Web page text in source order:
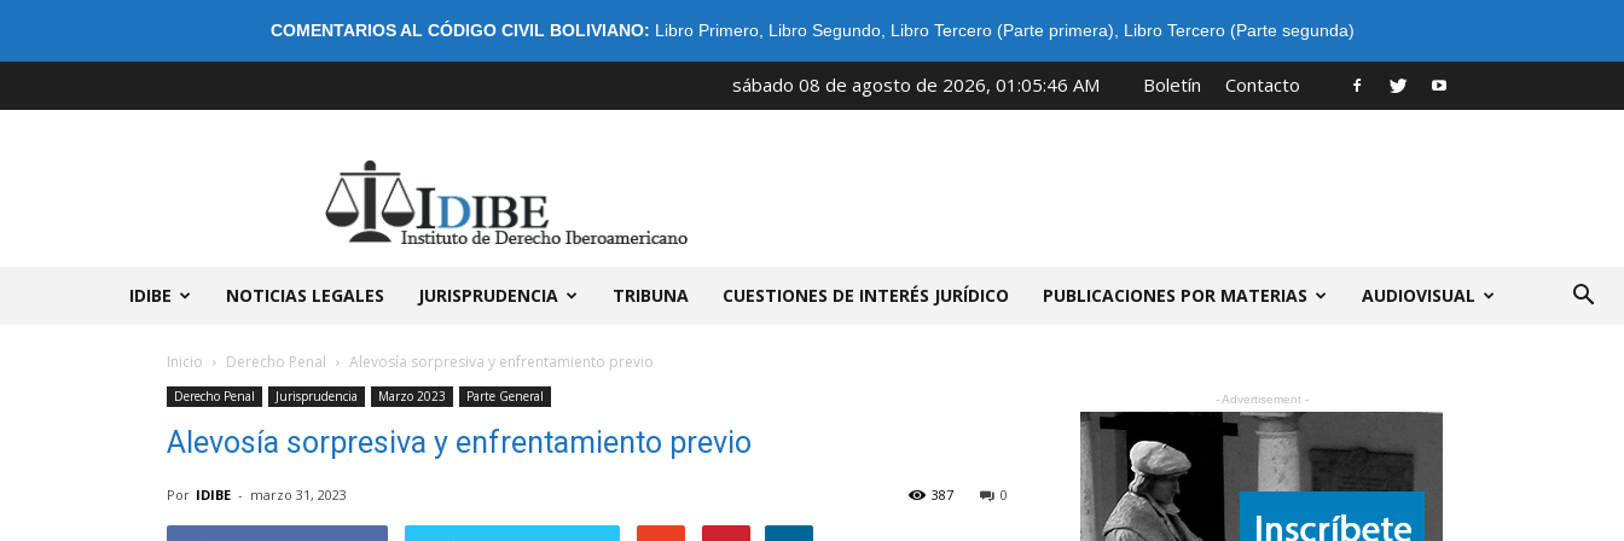
COMENTARIOS AL CÓDIGO CIVIL BOLIVIANO: Libro Primero, Libro Segundo, Libro Tercero (Parte primera) Libro Tercero (Parte segunda)
sábado 08 de agosto de 2026, 01:05:46 AM Boletín Contacto
IDIBE NOTICIAS LEGALES JURISPRUDENCIA TRIBUNA CUESTIONES DE INTERÉS JURÍDICO PUBLICACIONES POR MATERIAS AUDIOVISUAL
Inicio Derecho Penal Alevosía sorpresiva y enfrentamiento previo
Derecho Penal Jurisprudencia Marzo 2023 Parte General
Alevosía sorpresiva y enfrentamiento previo
Por IDIBE - marzo 31, 2023 0
387
- Advertisement -